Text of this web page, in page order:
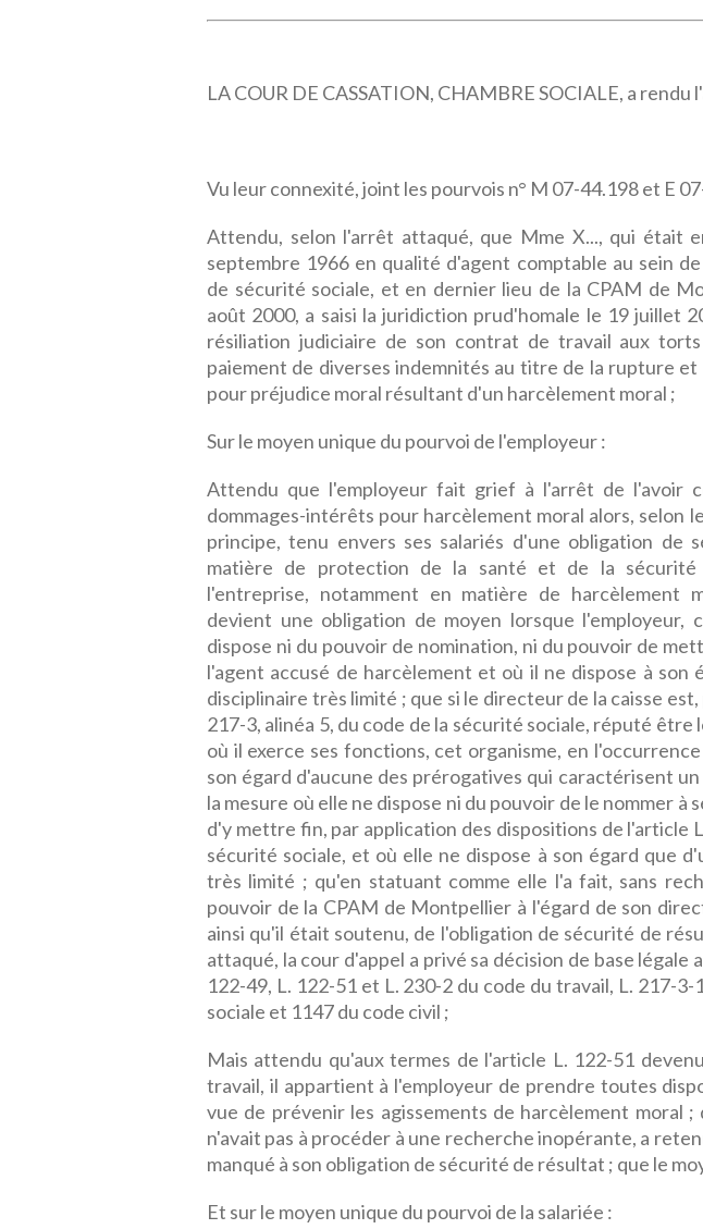
LA COUR DE CASSATION, CHAMBRE SOCIALE, a rendu
Vu leur connexité, joint les pourvois n° M 07-44.198 et E
Attendu, selon l'arrêt attaqué, que Mme X..., qui était
septembre 1966 en qualité d'agent comptable au sein
de sécurité sociale, et en dernier lieu de la CPAM de
août 2000, a saisi la juridiction prud'homale le 19 juillet
résiliation judiciaire de son contrat de travail aux
paiement de diverses indemnités au titre de la rupture
pour préjudice moral résultant d'un harcèlement moral ;
Sur le moyen unique du pourvoi de l'employeur :
Attendu que l'employeur fait grief à l'arrêt de l'avoir
dommages-intérêts pour harcèlement moral alors, selon
principe, tenu envers ses salariés d'une obligation de
matière de protection de la santé et de la sécurité
l'entreprise, notamment en matière de harcèlement
devient une obligation de moyen lorsque l'employeur,
dispose ni du pouvoir de nomination, ni du pouvoir de
l'agent accusé de harcèlement et où il ne dispose à son
disciplinaire très limité ; que si le directeur de la caisse
217-3, alinéa 5, du code de la sécurité sociale, réputé être
où il exerce ses fonctions, cet organisme, en
son égard d'aucune des prérogatives qui caractérisent
la mesure où elle ne dispose ni du pouvoir de le nommer à
d'y mettre fin, par application des dispositions de l'article
sécurité sociale, et où elle ne dispose à son égard que
très limité ; qu'en statuant comme elle l'a fait, sans
pouvoir de la CPAM de Montpellier à l'égard de son
ainsi qu'il était soutenu, de l'obligation de sécurité de
attaqué, la cour d'appel a privé sa décision de base légale
122-49, L. 122-51 et L. 230-2 du code du travail, L. 217-
sociale et 1147 du code civil ;
Mais attendu qu'aux termes de l'article L. 122-51
travail, il appartient à l'employeur de prendre toutes
vue de prévenir les agissements de harcèlement moral ;
n'avait pas à procéder à une recherche inopérante, a
manqué à son obligation de sécurité de résultat ; que le
Et sur le moyen unique du pourvoi de la salariée :